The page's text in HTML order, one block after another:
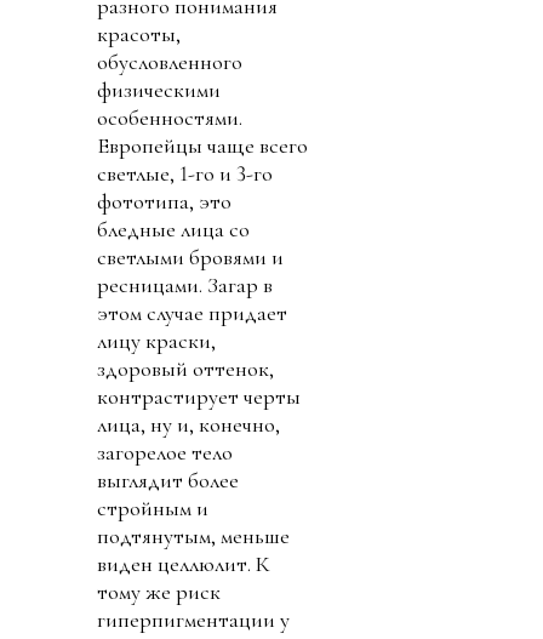
разного понимания
красоты,
обусловленного
физическими
особенностями.
Европейцы чаще всего
светлые, 1-го и 3-го
фототипа, это
бледные лица со
светлыми бровями и
ресницами. Загар в
этом случае придает
лицу краски,
здоровый оттенок,
контрастирует черты
лица, ну и, конечно,
загорелое тело
выглядит более
стройным и
подтянутым, меньше
виден целлюлит. К
тому же риск
гиперпигментации у